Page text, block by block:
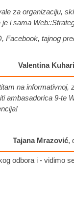
za organizaciju,
i sama
Facebook, tajnog
Valentina
na informativnoj,
ambasadorica 9-te
Tajana Mrazović,
odbora i - vidimo